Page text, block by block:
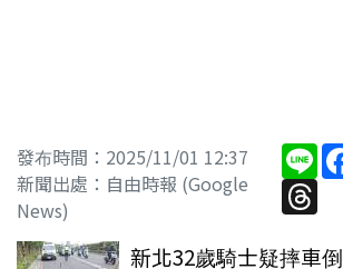
發布時間：2025/11/01 12:37
新聞出處：自由時報 (Google
News)
新北32歲騎士疑摔車